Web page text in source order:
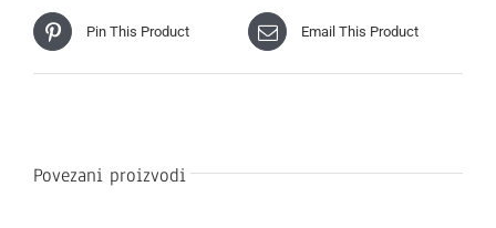
Pin This Product Email This Product
Povezani proizvodi